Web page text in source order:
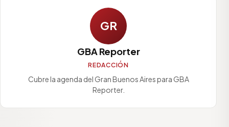
GR
GBA Reporter
REDACCIÓN
Cubre la agenda del Gran Buenos Aires para GBA
Reporter.